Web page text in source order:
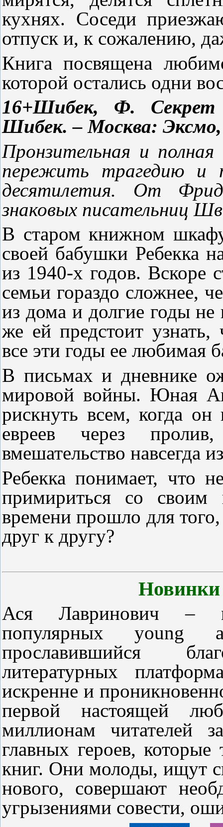
кухнях. Соседи
отпуск и, к сожалению,
Книга посвящена
которой остались одни
16+Шибек, Ф.
Шибек. – Москва: Эксмо,
Пронзительная и
пережить трагедию и
десятилетия. От
знаковых писательниц
В старом книжном
своей бабушки Ребекка
из 1940-х годов. Вскоре
семьи гораздо сложнее,
из дома и долгие годы
же ей предстоит
все эти годы ее любимая
В письмах и дневнике
мировой войны. Юная
рискнуть всем, когда он
евреев через
вмешательство навсегда
Ребекка понимает, что
примириться со
времени прошло для
друг к другу?
Новинки
Ася Лавринович –
популярных
прославившийся
литературных
искренне и
первой настоящей
миллионам читателей
главных героев,
книг. Они молоды, ищут
нового, совершают
угрызениями совести,